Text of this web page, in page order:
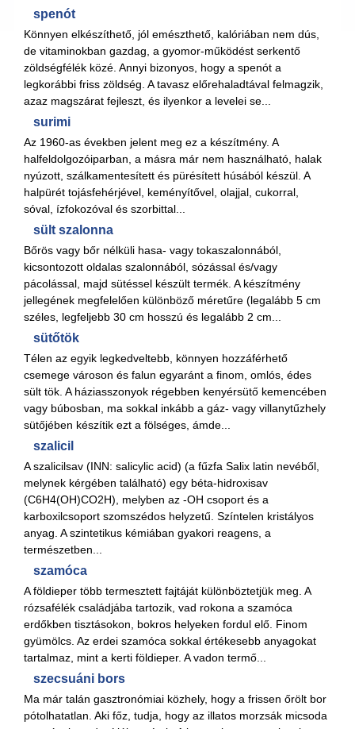
spenót
Könnyen elkészíthető, jól emészthető, kalóriában nem dús,
de vitaminokban gazdag, a gyomor-működést serkentő
zöldségfélék közé. Annyi bizonyos, hogy a spenót a
legkorábbi friss zöldség. A tavasz előrehaladtával felmagzik,
azaz magszárat fejleszt, és ilyenkor a levelei se...
surimi
Az 1960-as években jelent meg ez a készítmény. A
halfeldolgozóiparban, a másra már nem használható, halak
nyúzott, szálkamentesített és pürésített húsából készül. A
halpürét tojásfehérjével, keményítővel, olajjal, cukorral,
sóval, ízfokozóval és szorbittal...
sült szalonna
Bőrös vagy bőr nélküli hasa- vagy tokaszalonnából,
kicsontozott oldalas szalonnából, sózással és/vagy
pácolással, majd sütéssel készült termék. A készítmény
jellegének megfelelően különböző méretűre (legalább 5 cm
széles, legfeljebb 30 cm hosszú és legalább 2 cm...
sütőtök
Télen az egyik legkedveltebb, könnyen hozzáférhető
csemege városon és falun egyaránt a finom, omlós, édes
sült tök. A háziasszonyok régebben kenyérsütő kemencében
vagy búbosban, ma sokkal inkább a gáz- vagy villanytűzhely
sütőjében készítik ezt a fölséges, ámde...
szalicil
A szalicilsav (INN: salicylic acid) (a fűzfa Salix latin nevéből,
melynek kérgében található) egy béta-hidroxisav
(C6H4(OH)CO2H), melyben az -OH csoport és a
karboxilcsoport szomszédos helyzetű. Színtelen kristályos
anyag. A szintetikus kémiában gyakori reagens, a
természetben...
szamóca
A földieper több termesztett fajtáját különböztetjük meg. A
rózsafélék családjába tartozik, vad rokona a szamóca
erdőkben tisztásokon, bokros helyeken fordul elő. Finom
gyümölcs. Az erdei szamóca sokkal értékesebb anyagokat
tartalmaz, mint a kerti földieper. A vadon termő...
szecsuáni bors
Ma már talán gasztronómiai közhely, hogy a frissen őrölt bor
pótolhatatlan. Aki főz, tudja, hogy az illatos morzsák micsoda